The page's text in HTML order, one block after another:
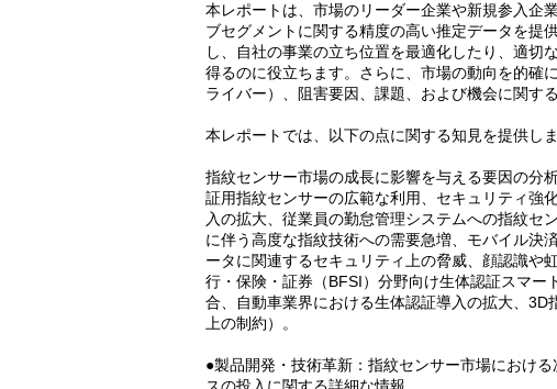
本レポートは、市場のリーダー企業や新規参入企
ブセグメントに関する精度の高い推定データを提
し、自社の事業の立ち位置を最適化したり、適切
得るのに役立ちます。さらに、市場の動向を的確
ライバー）、阻害要因、課題、および機会に関す
本レポートでは、以下の点に関する知見を提供しま
指紋センサー市場の成長に影響を与える要因の分
証用指紋センサーの広範な利用、セキュリティ強
入の拡大、従業員の勤怠管理システムへの指紋セ
に伴う高度な指紋技術への需要急増、モバイル決
ータに関連するセキュリティ上の脅威、顔認識や
行・保険・証券（BFSI）分野向け生体認証スマ
合、自動車業界における生体認証導入の拡大、
上の制約）。
●製品開発・技術革新：指紋センサー市場におけ